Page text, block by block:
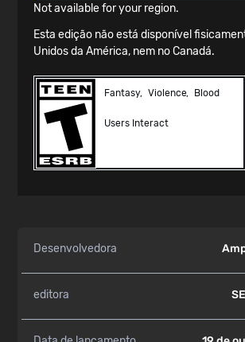
Not available for your region.
Esta edição não está disponível
Unidos da América, nem no Canadá.
Fantasy Violence Blood
Users Interact
Desenvolvedora
editora